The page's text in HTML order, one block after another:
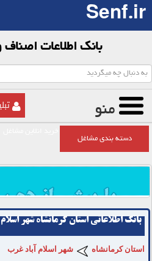
Senf.ir
بانک اطلاعات
منو
دسته بندی مشاغل
بانک اطلاعاتی استان کرمانشاه شهر
استان کرمانشاه شهر اسلام آباد غرب